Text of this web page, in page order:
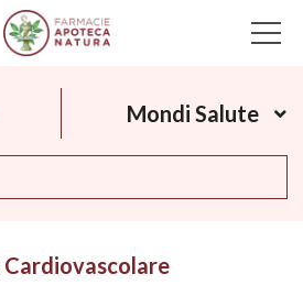
Mondi Salute
Cardiovascolare